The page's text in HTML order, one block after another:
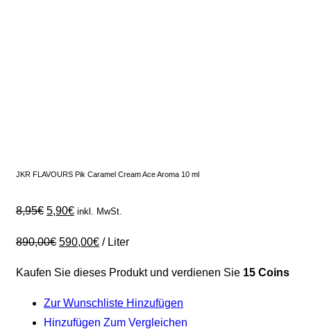
JKR FLAVOURS Pik Caramel Cream Ace Aroma 10 ml
8,95€ 5,90€ inkl. MwSt.
890,00€ 590,00€ / Liter
Kaufen Sie dieses Produkt und verdienen Sie 15 Coins
Zur Wunschliste Hinzufügen
Hinzufügen Zum Vergleichen